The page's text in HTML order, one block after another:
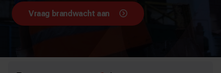
Vraag brandwacht aan